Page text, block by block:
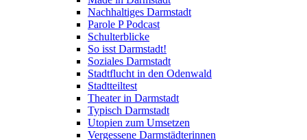
Nachhaltiges Darmstadt
Parole P Podcast
Schulterblicke
So isst Darmstadt!
Soziales Darmstadt
Stadtflucht in den Odenwald
Stadtteiltest
Theater in Darmstadt
Typisch Darmstadt
Utopien zum Umsetzen
Vergessene Darmstädterinnen